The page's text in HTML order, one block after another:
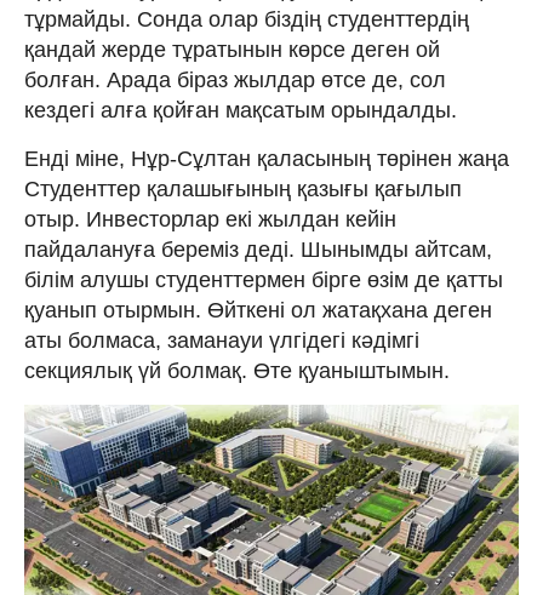
тұрмайды. Сонда олар біздің студенттердің
қандай жерде тұратынын көрсе деген ой
болған. Арада біраз жылдар өтсе де, сол
кездегі алға қойған мақсатым орындалды.
Енді міне, Нұр-Сұлтан қаласының төрінен жаңа
Студенттер қалашығының қазығы қағылып
отыр. Инвесторлар екі жылдан кейін
пайдалануға береміз деді. Шынымды айтсам,
білім алушы студенттермен бірге өзім де қатты
қуанып отырмын. Өйткені ол жатақхана деген
аты болмаса, заманауи үлгідегі кәдімгі
секциялық үй болмақ. Өте қуаныштымын.